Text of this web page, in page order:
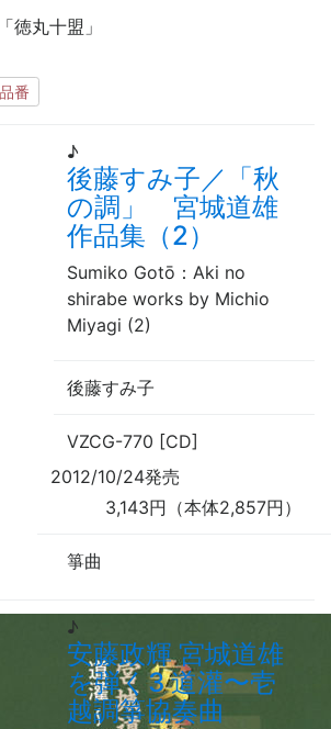
徳丸十盟」
品番
♪
後藤すみ子／「秋
の調」 宮城道雄
作品集（2）
Sumiko Gotō：Aki no
shirabe works by Michio
Miyagi (2)
後藤すみ子
VZCG-770 [CD]
2012/10/24発売
3,143円（本体2,857円）
箏曲
♪
安藤政輝 宮城道雄
を弾く3 道灌〜壱
越調箏協奏曲